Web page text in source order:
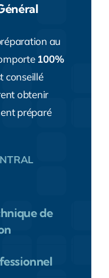
au
100%
conseillé
obtenir
préparé
de